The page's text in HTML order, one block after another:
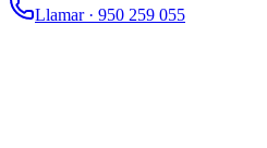
Llamar · 950 259 055